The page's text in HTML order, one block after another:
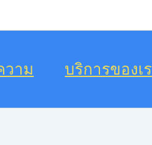
วาม บริการของเ